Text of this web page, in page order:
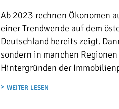
Ab 2023 rechnen Ökonomen
einer Trendwende auf dem
Deutschland bereits zeigt.
sondern in manchen
Hintergründen der
WEITER LESEN